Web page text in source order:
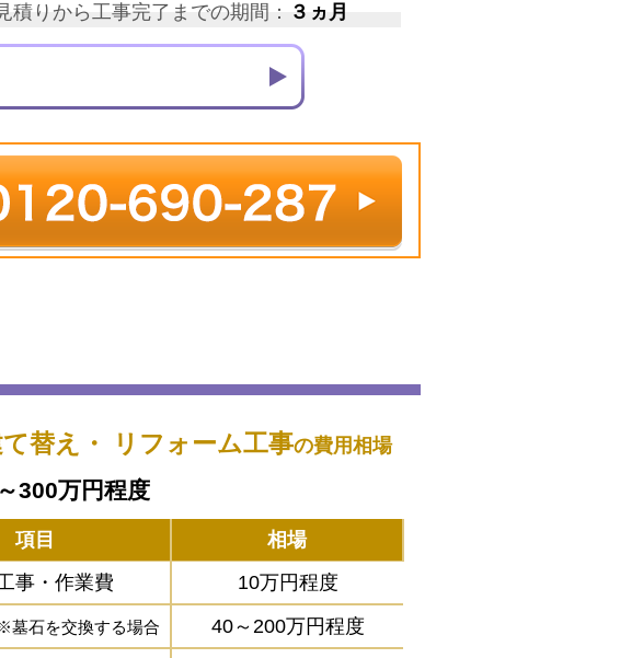
積りから工事完了までの期間： ３ヵ月
替え・ リフォーム工事の費用相場
300万円程度
項目
相場
事・作業費
10万円程度
墓石を交換する場合
40～200万円程度